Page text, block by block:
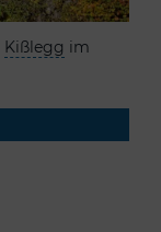
Kißlegg im